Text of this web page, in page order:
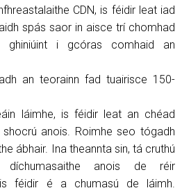
CDN, is féidir leat iad
spás saor in aisce trí chomhad
ghiniúint i gcóras comhaid an
an teorainn fad tuairisce 150-
láimhe, is féidir leat an chéad
anois. Roimhe seo tógadh
ábhair. Ina theannta sin, tá cruthú
díchumasaithe anois de réir
is féidir é a chumasú de láimh.